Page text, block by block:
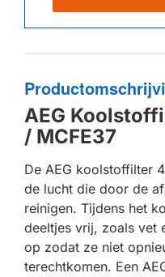
AEG
/ MCFE37
De AEG koolstoffilter
de lucht die door de
reinigen. Tijdens het
deeltjes vrij, zoals vet
op zodat ze niet
terechtkomen. Een